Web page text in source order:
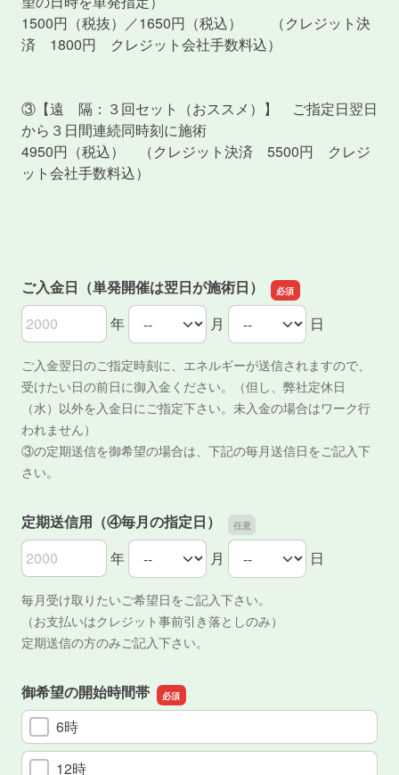
1500円（税抜）／1650円（税込） （クレジット決
済 1800円 クレジット会社手数料込）
③【遠 隔：３回セット（おススメ）】 ご指定日翌日
から３日間連続同時刻に施術
4950円（税込） （クレジット決済 5500円 クレジ
ット会社手数料込）
ご入金日（単発開催は翌日が施術日）
ご入金日（単発開催は翌日が施術日）の年
年
ご入金日（単発開催は翌日が施術日）の月
月
ご入金日（単発開催は翌日が施術日）の日 日
ご入金翌日のご指定時刻に、エネルギーが送信されますので、
受けたい日の前日に御入金ください。（但し、弊社定休日
（水）以外を入金日にご指定下さい。未入金の場合はワーク行
われません）
③の定期送信を御希望の場合は、下記の毎月送信日をご記入下
さい。
定期送信用（④毎月の指定日）
定期送信用（④毎月の指定日）の年
年
定期送信用（④毎月の指定日）の月
月
定期送信用（④毎月の指定日）の日 日
毎月受け取りたいご希望日をご記入下さい。
（お支払いはクレジット事前引き落としのみ）
定期送信の方のみご記入下さい。
御希望の開始時間帯
6時
12時